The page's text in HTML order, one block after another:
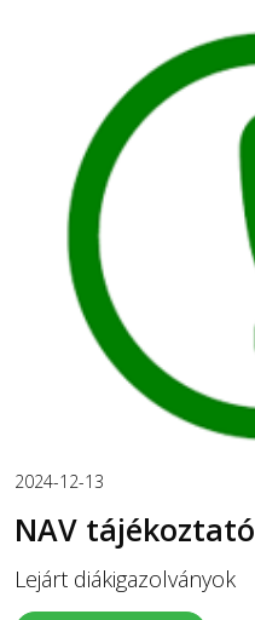
2024-12-13
NAV tájékoztató
Lejárt diákigazolványok